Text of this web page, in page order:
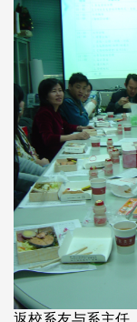
返校系友与系主